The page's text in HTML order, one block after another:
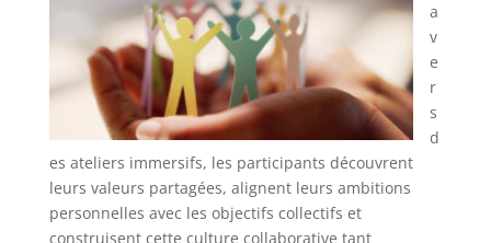
a
v
e
r
s
d
es ateliers immersifs, les participants découvrent
leurs valeurs partagées, alignent leurs ambitions
personnelles avec les objectifs collectifs et
construisent cette culture collaborative tant